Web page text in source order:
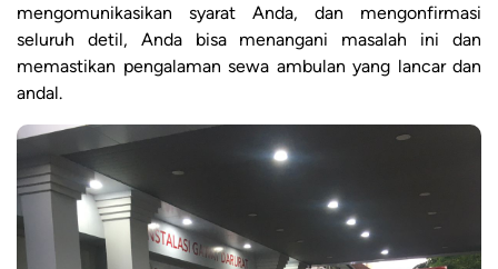
mengomunikasikan syarat Anda, dan mengonfirmasi
seluruh detil, Anda bisa menangani masalah ini dan
memastikan pengalaman sewa ambulan yang lancar dan
andal.